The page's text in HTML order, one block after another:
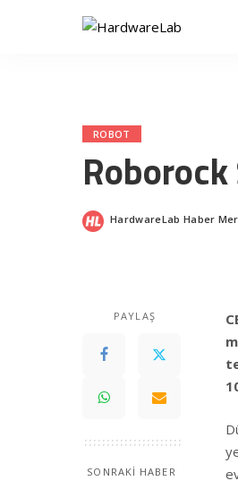
ROBOT
Posted
HardwareLab Haber
PAYLAŞ
SONRAKİ HABER